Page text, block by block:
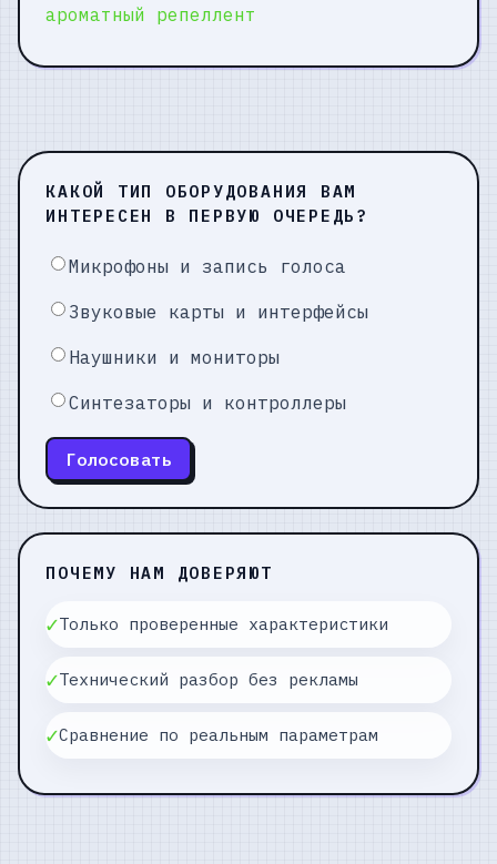
ароматный репеллент
КАКОЙ ТИП ОБОРУДОВАНИЯ ВАМ
ИНТЕРЕСЕН В ПЕРВУЮ ОЧЕРЕДЬ?
Микрофоны и запись голоса
Звуковые карты и интерфейсы
Наушники и мониторы
Синтезаторы и контроллеры
Голосовать
ПОЧЕМУ НАМ ДОВЕРЯЮТ
✓Только проверенные характеристики
✓Технический разбор без рекламы
✓Сравнение по реальным параметрам